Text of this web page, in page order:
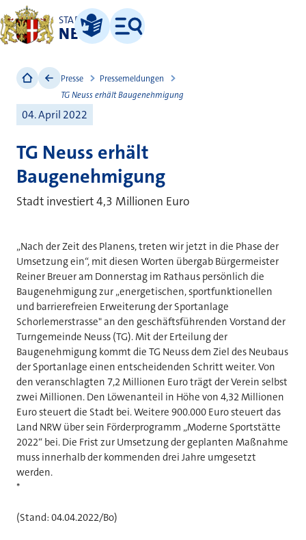
STADT
NEUSS
Leichte Sprache
Menü
Presse
Pressemeldungen
TG Neuss erhält Baugenehmigung
04. April 2022
TG Neuss erhält
Baugenehmigung
Stadt investiert 4,3 Millionen Euro
„Nach der Zeit des Planens, treten wir jetzt in die Phase der
Umsetzung ein“, mit diesen Worten übergab Bürgermeister
Reiner Breuer am Donnerstag im Rathaus persönlich die
Baugenehmigung zur „energetischen, sportfunktionellen
und barrierefreien Erweiterung der Sportanlage
Schorlemerstrasse" an den geschäftsführenden Vorstand der
Turngemeinde Neuss (TG). Mit der Erteilung der
Baugenehmigung kommt die TG Neuss dem Ziel des Neubaus
der Sportanlage einen entscheidenden Schritt weiter. Von
den veranschlagten 7,2 Millionen Euro trägt der Verein selbst
zwei Millionen. Den Löwenanteil in Höhe von 4,32 Millionen
Euro steuert die Stadt bei. Weitere 900.000 Euro steuert das
Land NRW über sein Förderprogramm „Moderne Sportstätte
2022“ bei. Die Frist zur Umsetzung der geplanten Maßnahme
muss innerhalb der kommenden drei Jahre umgesetzt
werden.
*
(Stand: 04.04.2022/Bo)